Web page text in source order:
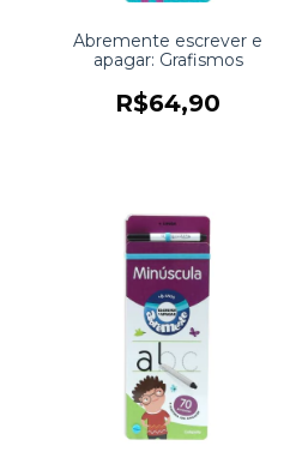
Abremente escrever e
apagar: Grafismos
R$64,90